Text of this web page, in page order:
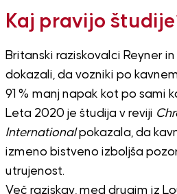
Kaj pravijo
Britanski raziskovalci Reyner
dokazali, da vozniki po
91 % manj napak kot po sami
Leta 2020 je študija v reviji
Internationalpokazala, da
izmeno bistveno izboljša
utrujenost.
Več raziskav, med drugim iz